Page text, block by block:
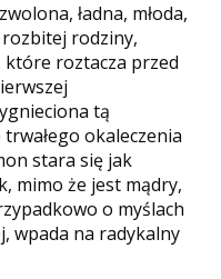
ładna, młoda,
rodziny,
które roztacza przed
tą
okaleczenia
stara się jak
mimo że jest mądry,
o myślach
wpada na radykalny